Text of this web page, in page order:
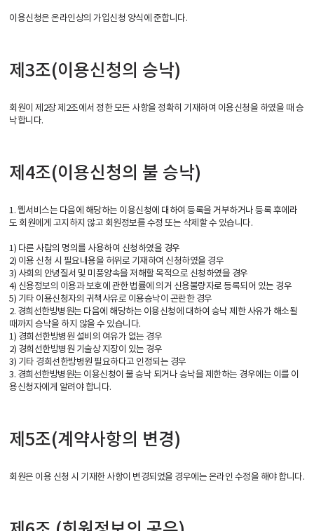
이용신청은 온라인상의 가입신청 양식에 준합니다.
제3조(이용신청의 승낙)
회원이 제2장 제2조에서 정한 모든 사항을 정확히 기재하여 이용신청을 하였을 때 승
낙합니다.
제4조(이용신청의 불 승낙)
1. 웹서비스는 다음에 해당하는 이용신청에 대하여 등록을 거부하거나 등록 후에라
도 회원에게 고지하지 않고 회원정보를 수정 또는 삭제할 수 있습니다.
1) 다른 사람의 명의를 사용하여 신청하였을 경우
2) 이용 신청 시 필요내용을 허위로 기재하여 신청하였을 경우
3) 사회의 안녕질서 및 미풍양속을 저해할 목적으로 신청하였을 경우
4) 신용정보의 이용과 보호에 관한 법률에 의거 신용불량자로 등록되어 있는 경우
5) 기타 이용신청자의 귀책사유로 이용승낙이 곤란한 경우
2. 경희선한방병원는 다음에 해당하는 이용신청에 대하여 승낙 제한 사유가 해소될
때까지 승낙을 하지 않을 수 있습니다.
1) 경희선한방병원 설비의 여유가 없는 경우
2) 경희선한방병원 기술상 지장이 있는 경우
3) 기타 경희선한방병원 필요하다고 인정되는 경우
3. 경희선한방병원는 이용신청이 불 승낙 되거나 승낙을 제한하는 경우에는 이를 이
용신청자에게 알려야 합니다.
제5조(계약사항의 변경)
회원은 이용 신청 시 기재한 사항이 변경되었을 경우에는 온라인 수정을 해야 합니다.